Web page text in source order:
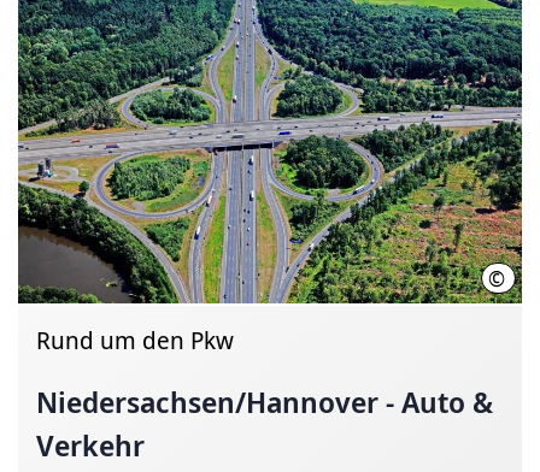
©
Rund um den Pkw
Niedersachsen/Hannover- Auto &
Verkehr